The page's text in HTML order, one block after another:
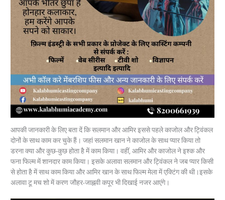
आपकी जानकारी के लिए बता दें कि सलमान और आमिर इससे पहले काजोल और ट्विंकल
दोनों के साथ काम कर चुके हैं। जहां सलमान खान ने काजोल के साथ प्यार किया तो
डरना क्या और कुछ-कुछ होता है में काम किया। वहीं, आमिर और काजोल ने इश्क और
फना फिल्म में शानदार काम किया। इसके अलावा सलमान और ट्विंकल ने जब प्यार किसी
से होता है में साथ काम किया और आमिर खान के साथ फिल्म मेला में एक्टिंग की थी।इसके
अलावा टू मच शो में करण जौहर-जाह्नवी कपूर भी दिखाई नजर आएंगे।